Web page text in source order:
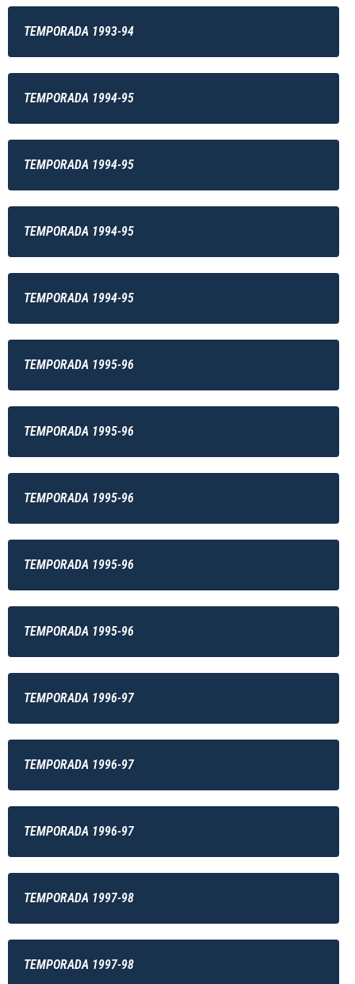
TEMPORADA 1993-94
TEMPORADA 1994-95
TEMPORADA 1994-95
TEMPORADA 1994-95
TEMPORADA 1994-95
TEMPORADA 1995-96
TEMPORADA 1995-96
TEMPORADA 1995-96
TEMPORADA 1995-96
TEMPORADA 1995-96
TEMPORADA 1996-97
TEMPORADA 1996-97
TEMPORADA 1996-97
TEMPORADA 1997-98
TEMPORADA 1997-98